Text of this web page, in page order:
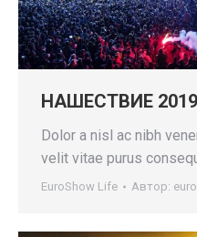
НАШЕСТВИЕ 2019
Dolor a nisl ac nibh
velit vitae purus
EuroShow Life Автор: